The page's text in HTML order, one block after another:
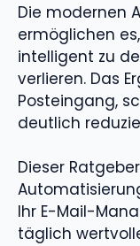
Die modernen
ermöglichen
intelligent zu
verlieren. Das
Posteingang,
deutlich
Dieser
Ihr E-Mail-
täglich